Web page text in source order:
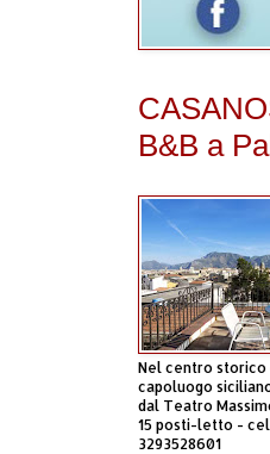
B&B a
Nel centro storico
capoluogo
dal Teatro
15 posti-letto -
3293528601